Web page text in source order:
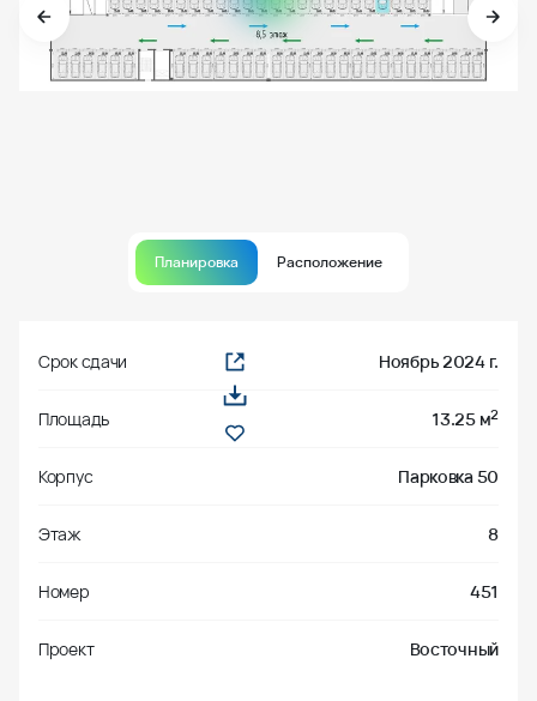
Планировка Расположение
Срок сдачи Ноябрь 2024 г.
Площадь 13.25 м2
Корпус Парковка 50
Этаж 8
Номер 451
Проект Восточный